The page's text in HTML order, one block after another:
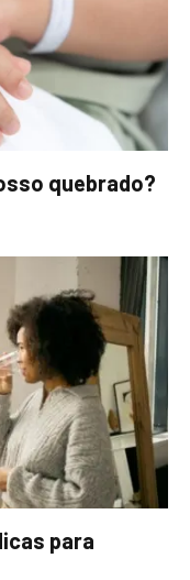
quebrado?
para